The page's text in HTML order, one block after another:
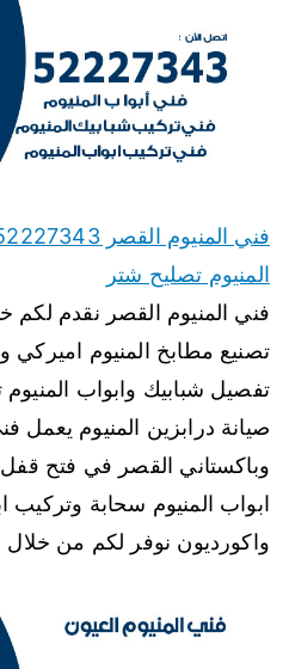
المنيوم تصليح شتر
فني المنيوم القصر نقدم لكم
تصنيع مطابخ المنيوم اميركي
تفصيل شبابيك وابواب
صيانة درابزين المنيوم يعمل
وباكستاني القصر في فتح قفل
ابواب المنيوم سحابة وتركيب
واكورديون نوفر لكم من خلال